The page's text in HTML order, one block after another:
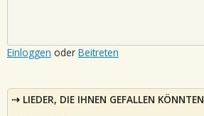
Einloggen oder Beitreten
LIEDER, DIE IHNEN GEFALLEN KÖNNTEN